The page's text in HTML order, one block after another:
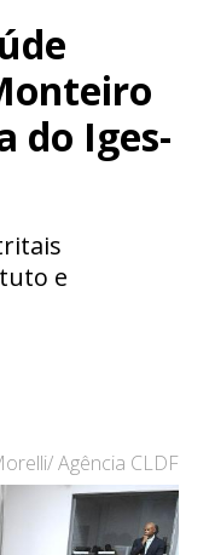
do Iges-
e
Agência CLDF